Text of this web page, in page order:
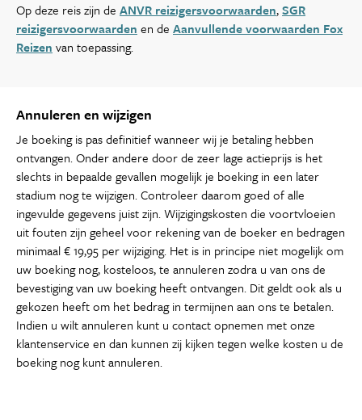
Op deze reis zijn de ANVR reizigersvoorwaarden,SGR
reizigersvoorwaarden en de Aanvullende voorwaarden Fox
Reizen van toepassing.
Annuleren en wijzigen
Je boeking is pas definitief wanneer wij je betaling hebben
ontvangen. Onder andere door de zeer lage actieprijs is het
slechts in bepaalde gevallen mogelijk je boeking in een later
stadium nog te wijzigen. Controleer daarom goed of alle
ingevulde gegevens juist zijn. Wijzigingskosten die voortvloeien
uit fouten zijn geheel voor rekening van de boeker en bedragen
minimaal € 19,95 per wijziging. Het is in principe niet mogelijk om
uw boeking nog, kosteloos, te annuleren zodra u van ons de
bevestiging van uw boeking heeft ontvangen. Dit geldt ook als u
gekozen heeft om het bedrag in termijnen aan ons te betalen.
Indien u wilt annuleren kunt u contact opnemen met onze
klantenservice en dan kunnen zij kijken tegen welke kosten u de
boeking nog kunt annuleren.